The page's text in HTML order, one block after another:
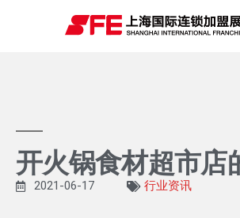
开火锅食材超市店
2021-06-17 行业资讯